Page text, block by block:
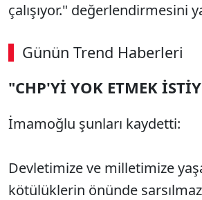
çalışıyor." değerlendirmesini
Günün Trend Haberleri
"CHP'Yİ YOK ETMEK
İmamoğlu şunları kaydetti:
Devletimize ve milletimize
kötülüklerin önünde